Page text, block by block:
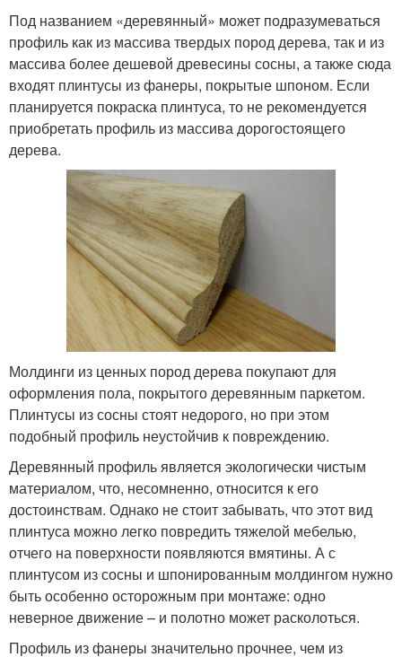
Под названием «деревянный» может подразумеваться
профиль как из массива твердых пород дерева, так и из
массива более дешевой древесины сосны, а также сюда
входят плинтусы из фанеры, покрытые шпоном. Если
планируется покраска плинтуса, то не рекомендуется
приобретать профиль из массива дорогостоящего
дерева.
Молдинги из ценных пород дерева покупают для
оформления пола, покрытого деревянным паркетом.
Плинтусы из сосны стоят недорого, но при этом
подобный профиль неустойчив к повреждению.
Деревянный профиль является экологически чистым
материалом, что, несомненно, относится к его
достоинствам. Однако не стоит забывать, что этот вид
плинтуса можно легко повредить тяжелой мебелью,
отчего на поверхности появляются вмятины. А с
плинтусом из сосны и шпонированным молдингом нужно
быть особенно осторожным при монтаже: одно
неверное движение – и полотно может расколоться.
Профиль из фанеры значительно прочнее, чем из